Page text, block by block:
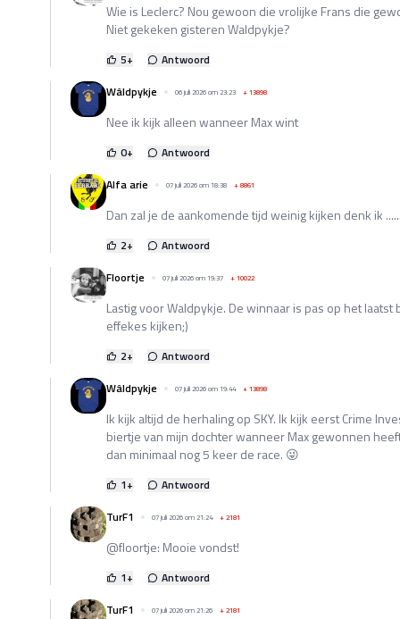
Wie is Leclerc? Nou gewoon die vrolijke Frans die
Niet gekeken gisteren Waldpykje?
5+
Antwoord
Wâldpykje
06 juli 2026 om 23:23 +13898
Nee ik kijk alleen wanneer Max wint
0+
Antwoord
Alfa arie
07 juli 2026 om 18:38 +8861
Dan zal je de aankomende tijd weinig kijken denk ik
2+
Antwoord
Floortje
07 juli 2026 om 19:37 +10022
Lastig voor Waldpykje. De winnaar is pas op het
effekes kijken;)
2+
Antwoord
Wâldpykje
07 juli 2026 om 19:44 +13898
Ik kijk altijd de herhaling op SKY. Ik kijk eerst Crime
biertje van mijn dochter wanneer Max gewonnen
dan minimaal nog 5 keer de race. 😜
1+
Antwoord
TurF1
07 juli 2026 om 21:24 +2181
@floortje: Mooie vondst!
1+
Antwoord
TurF1
07 juli 2026 om 21:26 +2181